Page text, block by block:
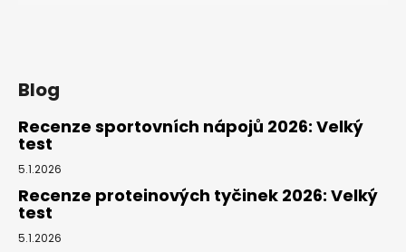
Blog
Recenze sportovních nápojů 2026: Velký
test
5.1.2026
Recenze proteinových tyčinek 2026: Velký
test
5.1.2026